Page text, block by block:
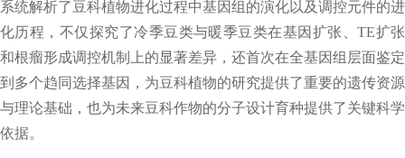
系统解析了豆科植物进化过程中基因组的演化以及调控元件的进
化历程，不仅探究了冷季豆类与暖季豆类在基因扩张、TE扩张
和根瘤形成调控机制上的显著差异，还首次在全基因组层面鉴定
到多个趋同选择基因，为豆科植物的研究提供了重要的遗传资源
与理论基础，也为未来豆科作物的分子设计育种提供了关键科学
依据。